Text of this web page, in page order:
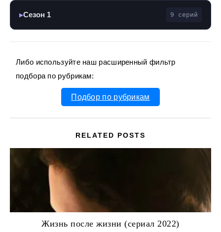
▶Сезон 1 9 серий
Либо используйте наш расширенный фильтр
подбора по рубрикам:
Подбор по рубрикам
RELATED POSTS
Жизнь после жизни (сериал 2022)